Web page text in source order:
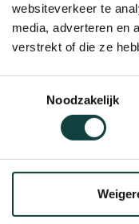
websiteverkeer te
media, adverteren en
verstrekt of die ze
Noodzakelijk
over
worden bestaande
of gevelbekleding.
van